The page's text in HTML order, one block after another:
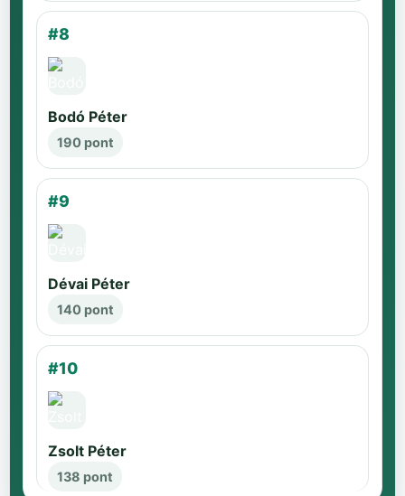
#8
Bodó Péter
190 pont
#9
Dévai Péter
140 pont
#10
Zsolt Péter
138 pont